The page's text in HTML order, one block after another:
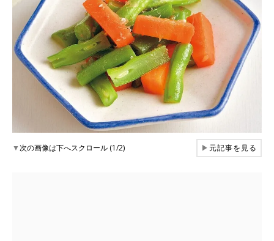
▼次の画像は下へスクロール (1/2) ▶元記事を見る